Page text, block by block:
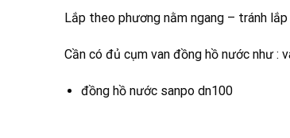
Lắp theo phương nằm ngang – tránh
Cần có đủ cụm van đồng hồ nước như :
đồng hồ nước sanpo dn100